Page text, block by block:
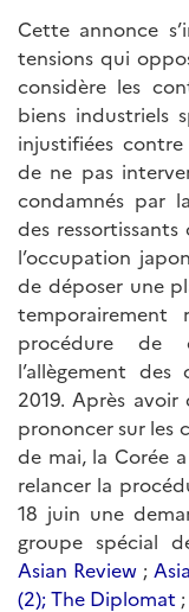
Cette annonce
tensions qui
considère les
biens industriels
injustifiées
de ne pas
condamnés par
des
l’occupation
de déposer une
temporairement
procédure de
l’allègement
2019. Après
prononcer sur les
de mai, la Corée
relancer la
18 juin une
groupe spécial
Asian Review;
(2);The Diplomat ;